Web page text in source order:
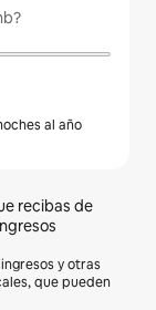
al año
recibas de
y otras
que pueden